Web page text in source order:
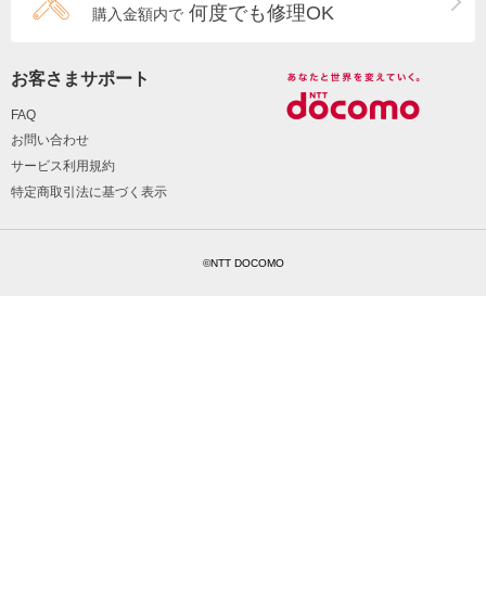
購入金額内で 何度でも修理OK
お客さまサポート
FAQ
お問い合わせ
サービス利用規約
特定商取引法に基づく表示
©NTT DOCOMO